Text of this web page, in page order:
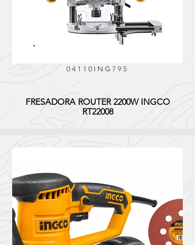
04110ING795
FRESADORA ROUTER 2200W INGCO
RT22008